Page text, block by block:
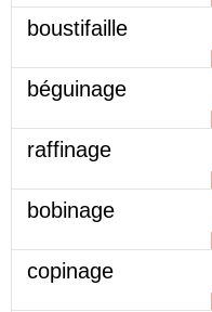
boustifaille
béguinage
raffinage
bobinage
copinage